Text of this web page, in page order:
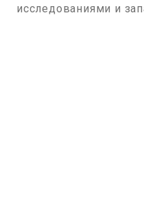
исследованиями и